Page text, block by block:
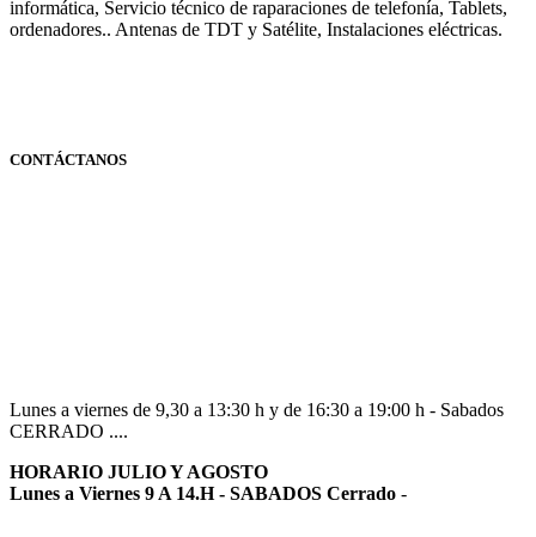
informática, Servicio técnico de raparaciones de telefonía, Tablets,
ordenadores.. Antenas de TDT y Satélite, Instalaciones eléctricas.
CONTÁCTANOS
Lunes a viernes de 9,30 a 13:30 h y de 16:30 a 19:00 h - Sabados
CERRADO ....
HORARIO JULIO Y AGOSTO
Lunes a Viernes 9 A 14.H - SABADOS Cerrado -